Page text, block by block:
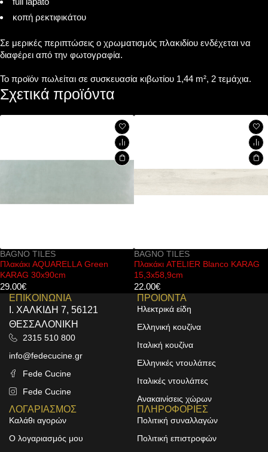
κοπή ρεκτιφικάτου
Σε μερικές περιπτώσεις ο χρωματισμός πλακιδίου ενδέχεται να
διαφέρει από την φωτογραφία.
Το προϊόν πωλείται σε συσκευασία κιβωτίου 1,44 m², 2 τεμάχια.
Σχετικά προϊόντα
BAGNO TILES
Πλακάκι ATELIER Blanco KARAG
15,3x58,9cm
22.00
BAGNO TILES
Πλακάκι ARIANA Cold Rlv
25x70cm
23.00
ΕΠΙΚΟΙΝΩΝΙΑ
Ι. ΧΑΛΚΙΔΗ 7, 56121
ΘΕΣΣΑΛΟΝΙΚΗ
2315 510 800
info@fedecucine.gr
Fede Cucine
Fede Cucine
ΠΡΟΙΟΝΤΑ
Ηλεκτρικά είδη
Ελληνική κουζίνα
Ιταλική κουζίνα
Ελληνικές ντουλάπες
Ιταλικές ντουλάπες
Ανακαινίσεις χώρων
ΛΟΓΑΡΙΑΣΜΟΣ
Καλάθι αγορών
Ο λογαριασμός μου
ΠΛΗΡΟΦΟΡΙΕΣ
Πολιτική συναλλαγών
Πολιτική επιστροφών